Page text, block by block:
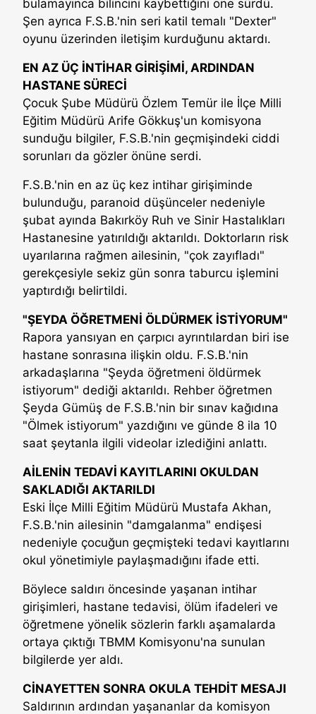
bulamayınca bilincini kaybettiğini öne sürdü.
Şen ayrıca F.S.B.'nin seri katil temalı "Dexter"
oyunu üzerinden iletişim kurduğunu aktardı.
EN AZ ÜÇ İNTİHAR GİRİŞİMİ, ARDINDAN
HASTANE SÜRECİ
Çocuk Şube Müdürü Özlem Temür ile İlçe Milli
Eğitim Müdürü Arife Gökkuş'un komisyona
sunduğu bilgiler, F.S.B.'nin geçmişindeki ciddi
sorunları da gözler önüne serdi.
F.S.B.'nin en az üç kez intihar girişiminde
bulunduğu, paranoid düşünceler nedeniyle
şubat ayında Bakırköy Ruh ve Sinir Hastalıkları
Hastanesine yatırıldığı aktarıldı. Doktorların risk
uyarılarına rağmen ailesinin, "çok zayıfladı"
gerekçesiyle sekiz gün sonra taburcu işlemini
yaptırdığı belirtildi.
"ŞEYDA ÖĞRETMENİ ÖLDÜRMEK İSTİYORUM"
Rapora yansıyan en çarpıcı ayrıntılardan biri ise
hastane sonrasına ilişkin oldu. F.S.B.'nin
arkadaşlarına "Şeyda öğretmeni öldürmek
istiyorum" dediği aktarıldı. Rehber öğretmen
Şeyda Gümüş de F.S.B.'nin bir sınav kağıdına
"Ölmek istiyorum" yazdığını ve günde 8 ila 10
saat şeytanla ilgili videolar izlediğini anlattı.
AİLENİN TEDAVİ KAYITLARINI OKULDAN
SAKLADIĞI AKTARILDI
Eski İlçe Milli Eğitim Müdürü Mustafa Akhan,
F.S.B.'nin ailesinin "damgalanma" endişesi
nedeniyle çocuğun geçmişteki tedavi kayıtlarını
okul yönetimiyle paylaşmadığını ifade etti.
Böylece saldırı öncesinde yaşanan intihar
girişimleri, hastane tedavisi, ölüm ifadeleri ve
öğretmene yönelik sözlerin farklı aşamalarda
ortaya çıktığı TBMM Komisyonu'na sunulan
bilgilerde yer aldı.
CİNAYETTEN SONRA OKULA TEHDİT MESAJI
Saldırının ardından yaşananlar da komisyon